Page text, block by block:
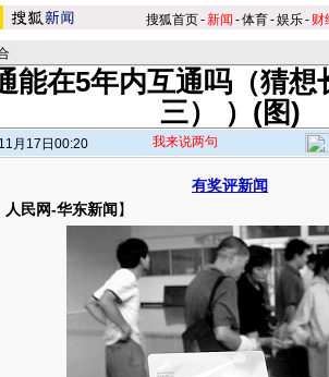
搜狐首页-新闻 -体育-娱乐- 财
能在5年内互通吗（猜想
三） ）(图)
月17日00:20 我来说两句
有奖评新闻
人民网-华东新闻 】